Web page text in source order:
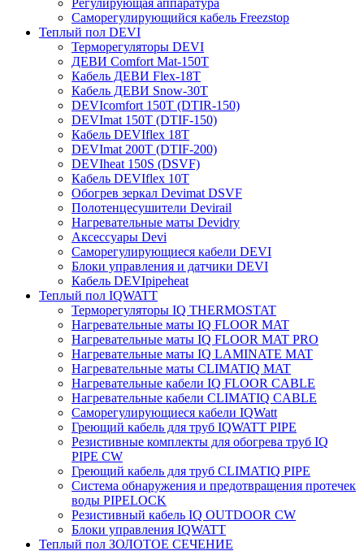
Регулирующая аппаратура
Cаморегулирующийся кабель Freezstop
Теплый пол DEVI
Терморегуляторы DEVI
ДЕВИ Comfort Mat-150T
Кабель ДЕВИ Flex-18T
Кабель ДЕВИ Snow-30T
DEVIcomfort 150T (DTIR-150)
DEVImat 150T (DTIF-150)
Кабель DEVIflex 18T
DEVImat 200T (DTIF-200)
DEVIheat 150S (DSVF)
Кабель DEVIflex 10T
Обогрев зеркал Devimat DSVF
Полотенцесушители Devirail
Нагревательные маты Devidry
Аксессуары Devi
Саморегулирующиеся кабели DEVI
Блоки управления и датчики DEVI
Кабель DEVIpipeheat
Теплый пол IQWATT
Терморегуляторы IQ THERMOSTAT
Нагревательные маты IQ FLOOR MAT
Нагревательные маты IQ FLOOR MAT PRO
Нагревательные маты IQ LAMINATE MAT
Нагревательные маты CLIMATIQ MAT
Нагревательные кабели IQ FLOOR CABLE
Нагревательные кабели CLIMATIQ CABLE
Саморегулирующиеся кабели IQWatt
Греющий кабель для труб IQWATT PIPE
Резистивные комплекты для обогрева труб IQ
PIPE CW
Греющий кабель для труб CLIMATIQ PIPE
Система обнаружения и предотвращения протечек
воды PIPELOCK
Резистивный кабель IQ OUTDOOR CW
Блоки управления IQWATT
Теплый пол ЗОЛОТОЕ СЕЧЕНИЕ